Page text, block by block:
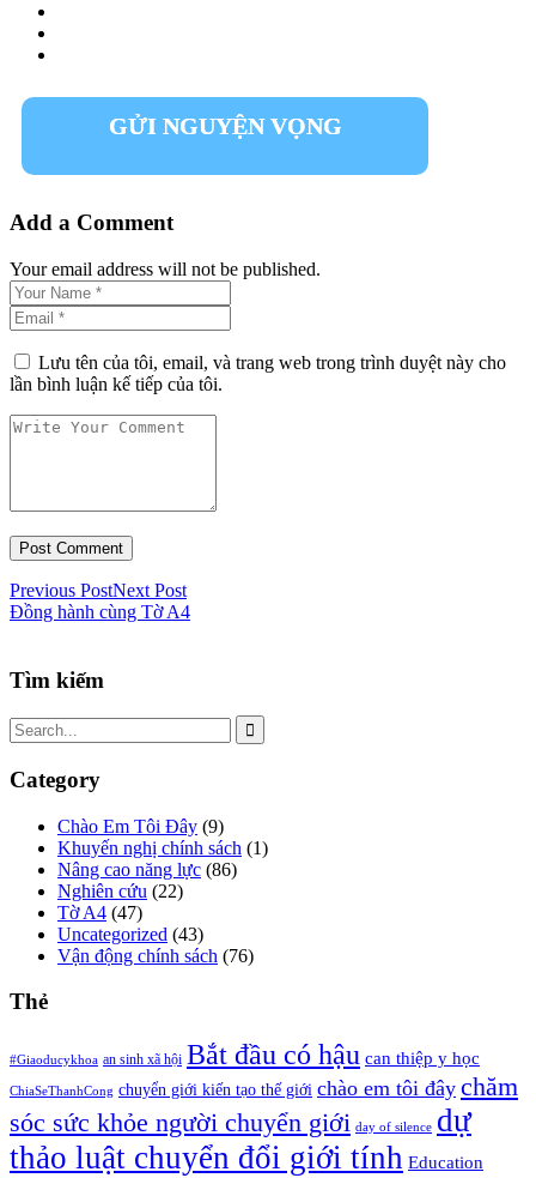
GỬI NGUYỆN VỌNG
Add a Comment
Your email address will not be published.
Lưu tên của tôi, email, và trang web trong trình duyệt này cho
lần bình luận kế tiếp của tôi.
Previous PostNext Post
Đồng hành cùng Tờ A4
Tìm kiếm
Category
Chào Em Tôi Đây (9)
Khuyến nghị chính sách (1)
Nâng cao năng lực (86)
Nghiên cứu (22)
Tờ A4 (47)
Uncategorized (43)
Vận động chính sách (76)
Thẻ
#Giaoducykhoa an sinh xã hội Bắt đầu có hậu can thiệp y học
ChiaSeThanhCong chuyển giới kiến tạo thế giới chào em tôi đây chăm
sóc sức khỏe người chuyển giới day of silence dự
thảo luật chuyển đổi giới tính Education